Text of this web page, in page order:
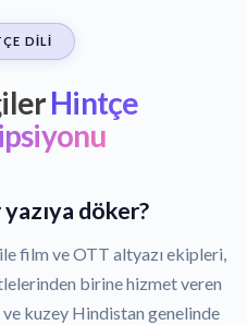
DILI
Hintçe
döker?
film ve OTT altyazı ekipleri,
birine hizmet veren
kuzey Hindistan genelinde